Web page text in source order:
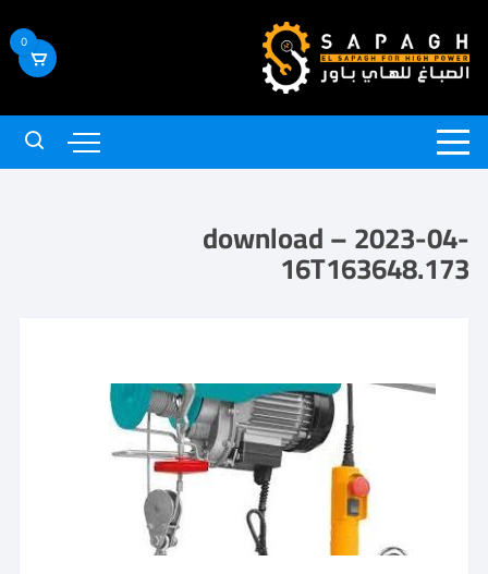
0
download – 2023-04-
16T163648.173